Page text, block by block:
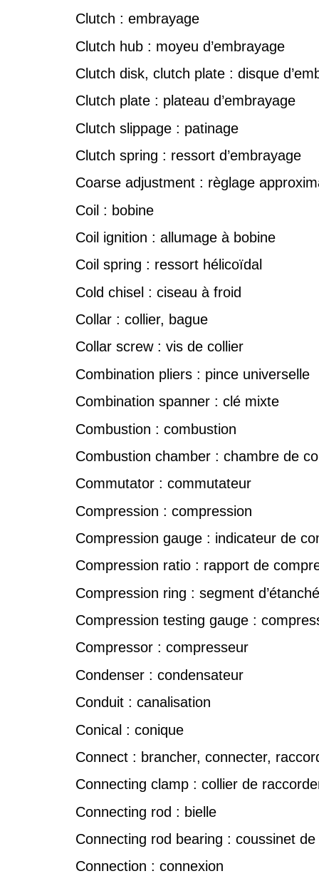
Clutch : embrayage
Clutch hub : moyeu d’embrayage
Clutch disk, clutch plate : disque
Clutch plate : plateau d’embrayage
Clutch slippage : patinage
Clutch spring : ressort d’embrayage
Coarse adjustment : règlage
Coil : bobine
Coil ignition : allumage à bobine
Coil spring : ressort hélicoïdal
Cold chisel : ciseau à froid
Collar : collier, bague
Collar screw : vis de collier
Combination pliers : pince universelle
Combination spanner : clé mixte
Combustion : combustion
Combustion chamber : chambre de
Commutator : commutateur
Compression : compression
Compression gauge : indicateur de
Compression ratio : rapport de
Compression ring : segment
Compression testing gauge :
Compressor : compresseur
Condenser : condensateur
Conduit : canalisation
Conical : conique
Connect : brancher, connecter,
Connecting clamp : collier de
Connecting rod : bielle
Connecting rod bearing : coussinet de
Connection : connexion